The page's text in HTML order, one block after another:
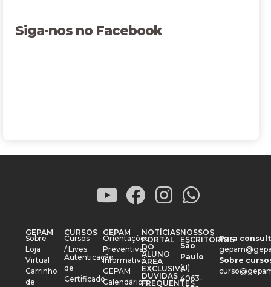
Siga-nos no Facebook
GEPAM
Sobre
Loja
Virtual
Carrinho
de
CURSOS
Cursos
/ Lives
Autenticação
de
Certificado
GEPAM
Orientações
Preventivas
Informativo
GEPAM
Calendário
NOTÍCIAS
PORTAL
DO
ALUNO
ÁREA
EXCLUSIVA
DÚVIDAS
FREQUENTES
NOSSOS
ESCRITÓRIOS
São
Paulo
(11)
4063-
Para
Sobre